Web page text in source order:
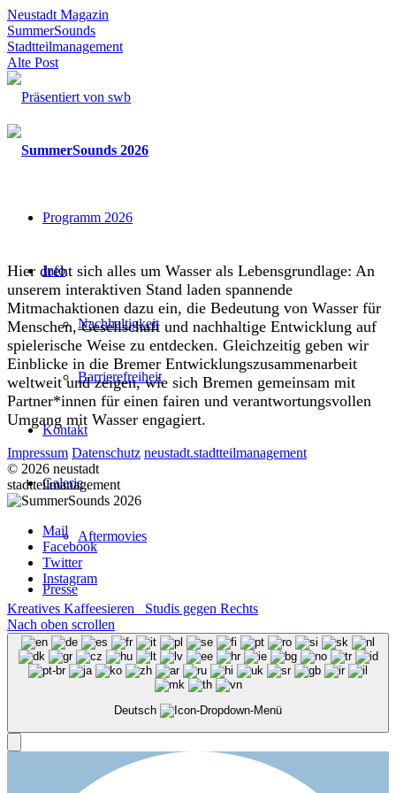
Neustadt Magazin
SummerSounds
Stadtteilmanagement
Alte Post
Programm 2026
Info
Nachhaltigkeit
Barrierefreiheit
Kontakt
Galerie
Aftermovies
Presse
Menü
Hier dreht sich alles um Wasser als Lebensgrundlage: An
unserem interaktiven Stand laden spannende
Mitmachaktionen dazu ein, die Bedeutung von Wasser für
Menschen, Gesellschaft und nachhaltige Entwicklung auf
spielerische Weise zu entdecken. Gleichzeitig geben wir
Einblicke in die Bremer Entwicklungszusammenarbeit
weltweit und zeigen, wie sich Bremen gemeinsam mit
Partner*innen für einen fairen und verantwortungsvollen
Umgang mit Wasser engagiert.
Impressum Datenschutz neustadt.stadtteilmanagement
© 2026 neustadt
stadtteilmanagement
Mail
Facebook
Twitter
Instagram
Kreatives Kaffeesieren
Studis gegen Rechts
Nach oben scrollen
Deutsch